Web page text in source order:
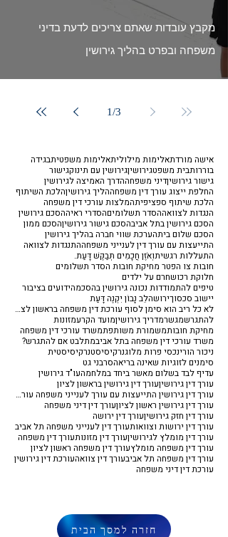
מקבץ עובדות שאתם צריכים לדעת בדיני
משפחה ובפרט בהליך גירושין
1/3
אישה מורדתאלימות מילוליתאלימות משפטיתבגידה
בוררותבית משפטגירושיןגירושין עם תינוקגישור
גישור גירושיןדיני משפחההדרך האמיצה לגירושין
החלפת ייצוג עורך דין משפחההליך גירושיןהלכת השיתוף
הלכת שיתוף ספציפיתהמלצות עורכי דין משפחה
הנגדות לצוואההסדר תשלומיםהסדרי ראיההסכם גירושין
הסכם גירושין בתל אביבהסכם גישור גירושיןהסכם ממון
הסכם שלום ביתהערכת שווי חברה בהליך גירושין
התייעצות עם עורך דין לענייני משפחההתנגדות לצוואה
התעללות רגשיתוְאֹזֶן חֲכָמִים תְּבַקֶּשׁ דָּעַת.
חובות צו הפטר מחיקת חובות הסדר תשלומים
חלוקת רכושחרם על ילדים
טיפים להתמודדות נכונה גירושין בהסכמהידועים בציבור
יישוב סכסוךירושהלֵב נָבוֹן יִקְנֶה דָּעַת
לא כל ריב הוא סימן לסוף עורכת דין משפחה בראשון לציון
להתגרשמגשרמדריך גירושיןמועד הקרעמזונות
מחיקת חובותמשמורת משותפתמשרד עורכי דין משפחה
משרד עורכי דין משפחה בתל אביבמתלבט אם להתגרש?
ניכור הורינכסי פרות מלוגנרקיסיסטנרקיסיסטית
סימנים לזוגיות שאינה בריאהסרבני גט
עדיף לבד בשלום מאשר ביחד במלחמהעו"ד גירושין
עורך דין גירושיןעורך דין גירושין בראשון לציון
עורך דין גירושין התייעצות עם עורך לענייני משפחה עורך דין משפחה
עורך דין גירושין ראשון לציוןעורך דין דיני משפחה
עורך דין חזק גירושיןעורך דין ירושה
עורך דין ירושות וצוואותעורך דין לענייני משפחה תל אביב
עורך דין מומלץ לגירושיןעורך דין מזונותעורך דין משפחה
עורך דין משפחה מומלץעורך דין משפחה ראשון לציון
עורך דין משפחה תל אביבעורך דין צוואהעורכת דין גירושין
עורכת דין דיני משפחה
חזרה למסך הבית